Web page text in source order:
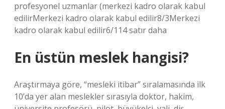
profesyonel uzmanlar (merkezi kadro olarak kabul
edilirMerkezi kadro olarak kabul edilir8/3Merkezi
kadro olarak kabul edilir6/114 satır daha
En üstün meslek hangisi?
Araştırmaya göre, “mesleki itibar” sıralamasında ilk
10’da yer alan meslekler sırasıyla doktor, hakim,